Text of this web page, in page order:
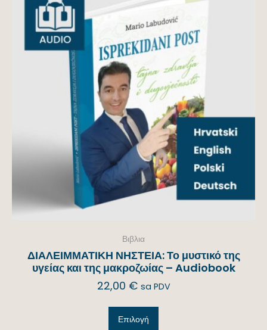
Βιβλια
ΔΙΑΛΕΙΜΜΑΤΙΚΗ ΝΗΣΤΕΙΑ: Το μυστικό της
υγείας και της μακροζωίας – Audiobook
22,00 € sa PDV
Επιλογή